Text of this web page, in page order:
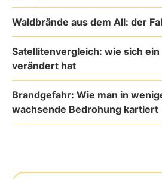
Waldbrände aus dem All: der
Satellitenvergleich: wie sich
verändert hat
Brandgefahr: Wie man in
wachsende Bedrohung kartiert